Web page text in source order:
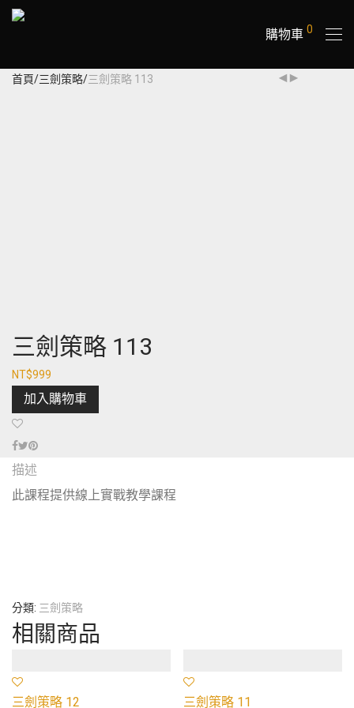
購物車 0
首頁/三劍策略/三劍策略 113
三劍策略 113
NT$999
加入購物車
描述
此課程提供線上實戰教學課程
分類: 三劍策略
相關商品
三劍策略 12 三劍策略 11